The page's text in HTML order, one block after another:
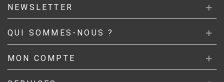
NEWSLETTER
QUI SOMMES-NOUS ?
MON COMPTE